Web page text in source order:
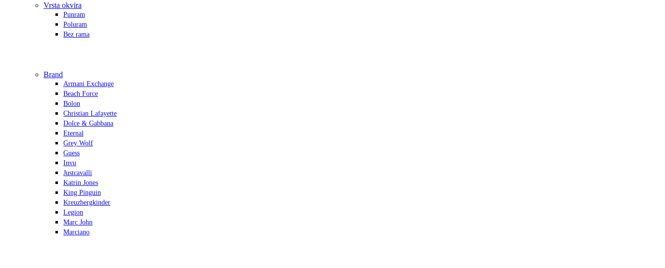
Vrsta okvira
Punram
Poluram
Bez rama
Brand
Armani Exchange
Beach Force
Bolon
Christian Lafayette
Dolce & Gabbana
Eternal
Grey Wolf
Guess
Invu
Justcavalli
Katrin Jones
King Pinguin
Kreuzbergkinder
Legion
Marc John
Marciano